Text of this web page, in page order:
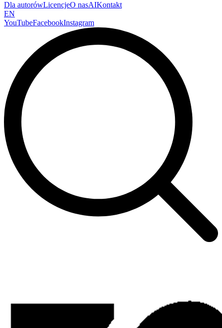
Dla autorówLicencjeO nasAIKontakt
EN
YouTubeFacebookInstagram